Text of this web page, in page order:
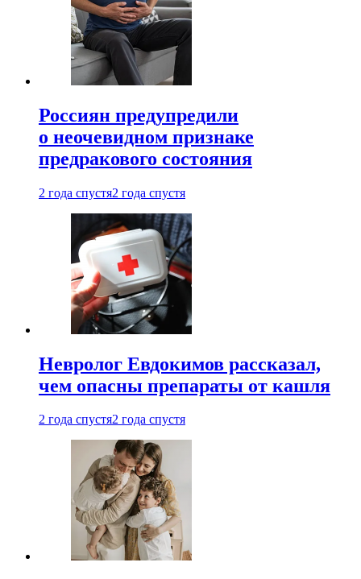
Россиян предупредили
о неочевидном признаке
предракового состояния
2 года спустя2 года спустя
Невролог Евдокимов рассказал,
чем опасны препараты от кашля
2 года спустя2 года спустя